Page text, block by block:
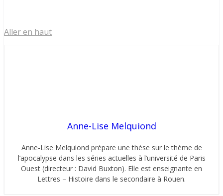
Aller en haut
Anne-Lise Melquiond
Anne-Lise Melquiond prépare une thèse sur le thème de
l’apocalypse dans les séries actuelles à l’université de Paris
Ouest (directeur : David Buxton). Elle est enseignante en
Lettres – Histoire dans le secondaire à Rouen.